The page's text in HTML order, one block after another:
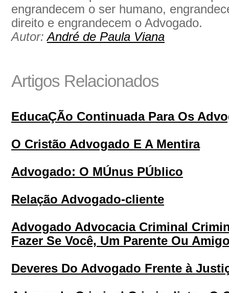
engrandecem o ser humano,
direito e engrandecem o Advogado.
Autor:André de Paula Viana
Artigos Relacionados
EducaÇÃo Continuada Para Os
O Cristão Advogado E A Mentira
Advogado: O MÚnus PÚblico
Relação Advogado-cliente
Advogado Advocacia Criminal
Fazer Se Você, Um Parente Ou
Deveres Do Advogado Frente à